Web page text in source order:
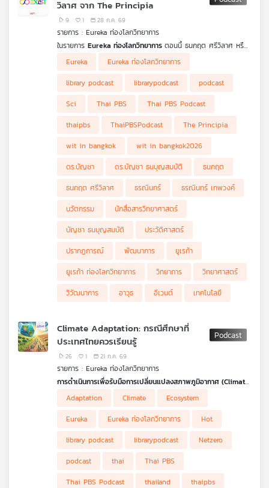
วิลาศ จาก The Principia
9 1 28 ก.ค. 69
รายการ : Eureka ท่องโลกวิทยาการ
ในรายการ Eureka ท่องโลกวิทยาการ ตอนนี้ ธนกฤต ศรีวิลาศ หรือ
เต้ CEO และผู้ร่วมก่อตั้งสื่อวิทยาศาสตร์ The Principia หนึ่งในทีม
ภาคีนักสื่อสารวิทยาศาสตร์ที่เป็นผู้ดำเนินการกิจกรรมนี้ร่วมกับ
กรุงเทพมหานคร โดย จะชวนทุกคนทำความรู้จักประวัติการสื่อสาร
วิทยาศาสตร์ไทย ทั้งในรูปแบบวารสาร ตำรา โทรทัศน์ คอนเทนต์
ออนไลน์ มาจนถึงรูปแบบการทำงานของนักสื่อสารวิทยาศาสตร์ไทยใน
วิทยาศาสตร์สามารถเรียนจบไปเพื่อทำงานเป็นนักวิทยาศาสตร์ นัก
วิจัย หรือนักประดิษฐ์ได้แล้ว นักสื่อสารวิทยาศาสตร์ก็ยังเป็นอีกหนึ่ง
อาชีพในปัจจุบันที่เริ่มหาเลี้ยงตัวได้ในยุคที่ใครก็สร้างคอนเทนต์ได้ และ
คุณเป็นอีกคนที่อยากทำความรู้จักการสื่อสารวิทยาศาสตร์ให้มากขึ้น
หรืออยากสร้างไฟในการเรียนรู้วิทยาศาสตร์ให้มากขึ้น เตรียมพบกับ
เรื่องราวของนักสื่อสารวิทยาศาสตร์ไทย และภารกิจล่าสุดที่จะรวมตัว
Eureka
Eureka ท่องโลกวิทยาการ
library podcast
librarypodcast
podcast
Sci
Thai PBS
Thai PBS Podcast
thaipbs
ThaiPBSPodcast
The Principia
wit in bangkok
wit in bangkok2026
ดร.บัญชา
ดร.บัญชา ธนบุญสมบัติ
ธนกฤต
ธนกฤต ศรีวิลาศ
ธรณินทร์
ธรณินทร์ เทพวงค์
นวัตกรรม
นักสื่อสารวิทยาศาสตร์
บัญชา ธนบุญสมบัติ
ประวัติศาสตร์
ปรากฏการณ์
พัฒนาการ
ยูเรก้า
ยูเรก้า ท่องโลกวิทยาการ
วิทยาการ
วิทยาศาสตร์
วิวัฒนาการ
อาวุธ อีเวนต์ เทคโนโลยี
Climate Adaptation: กรณีศึกษาที่
ประเทศไทยควรเรียนรู้
26 1 21 ก.ค. 69
รายการ : Eureka ท่องโลกวิทยาการ
การดำเนินการเพื่อรับมือการเปลี่ยนแปลงสภาพภูมิอากาศ (Climate
การปล่อยก๊าซเรือนกระจก, Climate Adaptation การปรับตัวเพื่ออยู่
รอด, Loss & Damage การเยียวยาความสูญเสีย และ Means of
Implementation กลไกการสนับสนุนเพื่อให้ทุกภาคส่วนสามารถลงมือ
ได้จริง รายการ
Eureka ท่องโลกวิทยากา
ร Ep. นี้ เจะพาไปสำรวจ
แง่มุมของ Climate Adaptation หรือการปรับตัวรับมือการ
เปลี่ยนแปลงภูมิอากาศ โดยแบ่งเป็น 5 ประเภทหลัก ได้แก่
1 ) Agriculture & Food Security: เกษตรกรรม & ความมั่นคง
ทางอาหาร
2 ) Disaster Mitigation & Management: การจัดการและการ
บรรเทาผลกระทบจากภัยพิบัติ
3 ) Water Resource Management: การจัดการทรัพยากรน้ำ
4 ) Ecosystem-Based Adaptation & Coastal Protection: การ
ปรับตัวโดยอาศัยระบบนิเวศ & การปกป้องชายฝั่ง
5 ) Resilient Infrastructure & Planning: โครงสร้างพื้นฐานที่ยืด
หยุนและการวางแผน
ในแต่ละประเภทจะมีตัวอย่างกรณีศึกษาจริงจากประเทศต่าง ๆ ทั่ว
โลก ซึ่งประเทศไทยอาจนำบางกรณีมาปรับใช้ได้
Adaptation Climate
Ecosystem
Eureka
Eureka ท่องโลกวิทยาการ
Hot
library podcast
librarypodcast
Netzero
podcast
thai
Thai PBS
Thai PBS Podcast
thailand
thaipbs